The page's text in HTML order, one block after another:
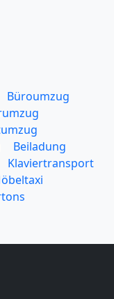
Büroumzug
Beiladung
Klaviertransport